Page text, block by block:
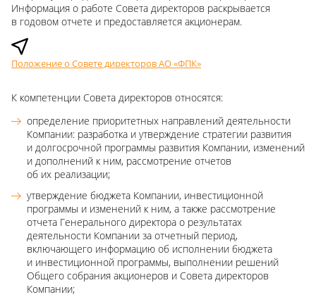
Информация о работе Совета директоров раскрывается
в годовом отчете и предоставляется акционерам.
Положение о Совете директоров АО «ФПК»
К компетенции Совета директоров относятся:
определение приоритетных направлений деятельности
Компании: разработка и утверждение стратегии развития
и долгосрочной программы развития Компании, изменений
и дополнений к ним, рассмотрение отчетов
об их реализации;
утверждение бюджета Компании, инвестиционной
программы и изменений к ним, а также рассмотрение
отчета Генерального директора о результатах
деятельности Компании за отчетный период,
включающего информацию об исполнении бюджета
и инвестиционной программы, выполнении решений
Общего собрания акционеров и Совета директоров
Компании;